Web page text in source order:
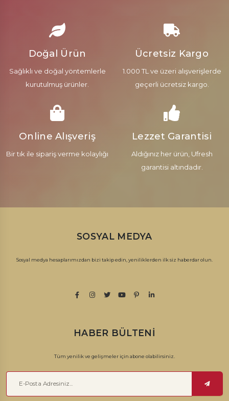
Doğal Ürün
Sağlıklı ve doğal yöntemlerle
kurutulmuş ürünler.
Ücretsiz Kargo
1.000 TL ve üzeri alışverişlerde
geçerli ücretsiz kargo.
Online Alışveriş
Bir tık ile sipariş verme kolaylığı
Lezzet Garantisi
Aldığınız her ürün, Ufresh
garantisi altındadır.
SOSYAL MEDYA
Sosyal medya hesaplarımızdan bizi takip edin, yeniliklerden ilk siz haberdar olun.
HABER BÜLTENI
Tüm yenilik ve gelişmeler için abone olabilirsiniz.